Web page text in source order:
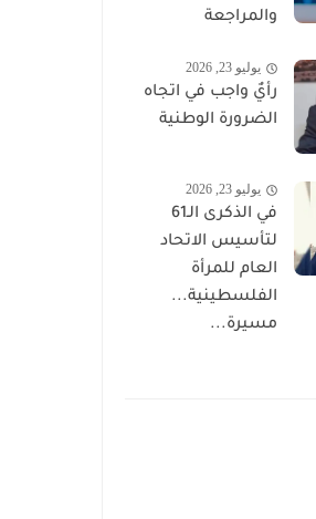
والمراجعة
يوليو 23, 2026
رأيٌ واجب في اتجاه
الضرورة الوطنية
يوليو 23, 2026
في الذكرى الـ61
لتأسيس الاتحاد
العام للمرأة
الفلسطينية...
مسيرة...